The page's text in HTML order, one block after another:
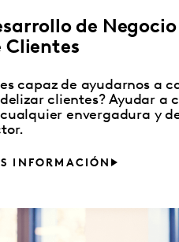
de
Clientes
capaz de ayudarnos a
clientes? Ayudar a
envergadura y
INFORMACIÓN